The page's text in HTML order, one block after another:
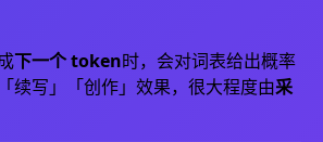
下一个 token时，会对词表给出概率
续写」「创作」效果，很大程度由采